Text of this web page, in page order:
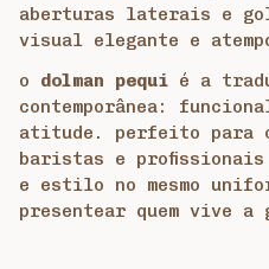
aberturas laterais e
visual elegante e
o dolman pequi é a
contemporânea:
atitude. perfeito para
baristas e
e estilo no mesmo
presentear quem vive a